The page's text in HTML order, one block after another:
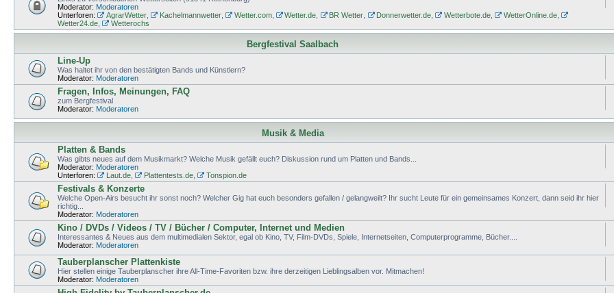
Moderator: Moderatoren
Unterforen:
AgrarWetter, Kachelmannwetter, Wetter.com, Wetter.de BR Wetter Donnerwetter.de , Wetterbote.de, WetterOnline.de,
Wetter24.de
Wetterochs
Bergfestival Saalbach
Line-Up
Was haltet ihr von den bestätigten Bands und Künstlern?
Moderator: Moderatoren
Fragen, Infos, Meinungen, FAQ
zum Bergfestival
Moderator: Moderatoren
Musik & Media
Platten & Bands
Was gibts neues auf dem Musikmarkt? Welche Musik gefällt euch? Diskussion rund um Platten und Bands...
Moderator: Moderatoren
Unterforen:
Laut.de, Plattentests.de, Tonspion.de
Festivals & Konzerte
Welche Open-Airs besucht ihr sonst noch? Welcher Gig hat euch besonders gefallen / gelangweilt? Ihr sucht Leute für ein gemeinsames Konzert, dann seid ihr hier
richtig...
Moderator: Moderatoren
Kino / DVDs / Videos / TV / Bücher / Computer, Internet und Medien
Interessantes & Neues aus dem multimedialen Sektor, egal ob Kino, TV, Film-DVDs, Spiele, Internetseiten, Computerprogramme, Bücher....
Moderator: Moderatoren
Tauberplanscher Plattenkiste
Hier stellen einige Tauberplanscher ihre All-Time-Favoriten bzw. ihre derzeitigen Lieblingsalben vor. Mitmachen!
Moderator: Moderatoren